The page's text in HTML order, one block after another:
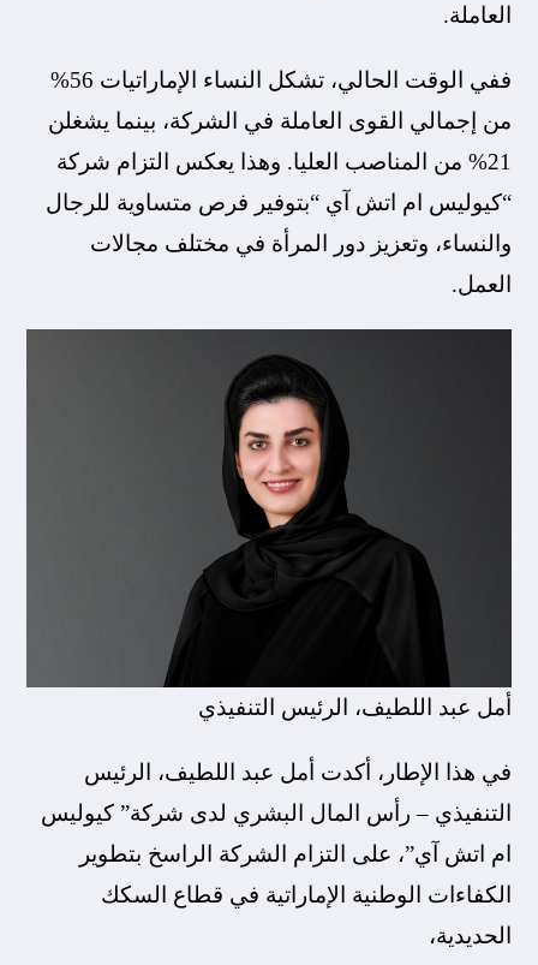
العاملة.
ففي الوقت الحالي، تشكل النساء الإماراتيات 56%
من إجمالي القوى العاملة في الشركة، بينما يشغلن
21% من المناصب العليا. وهذا يعكس التزام شركة
“كيوليس ام اتش آي “بتوفير فرص متساوية للرجال
والنساء، وتعزيز دور المرأة في مختلف مجالات
العمل.
أمل عبد اللطيف، الرئيس التنفيذي
في هذا الإطار، أكدت أمل عبد اللطيف، الرئيس
التنفيذي – رأس المال البشري لدى شركة” كيوليس
ام اتش آي”، على التزام الشركة الراسخ بتطوير
الكفاءات الوطنية الإماراتية في قطاع السكك
الحديدية،